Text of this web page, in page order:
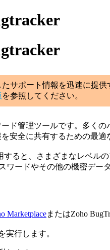
サポート情報を迅速に提
を参照してください。
ド管理ツールです。多く
安全に共有するための最適
すると、さまざまなレベ
ワードやその他の機密デー
MarketplaceまたはZoho
実行します。